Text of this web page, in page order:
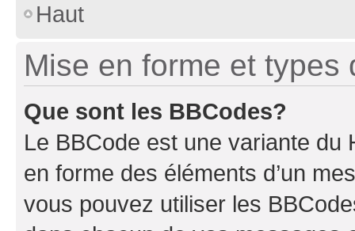
Haut
Mise en forme et types
Que sont les BBCodes?
Le BBCode est une variante du
en forme des éléments d’un
vous pouvez utiliser les